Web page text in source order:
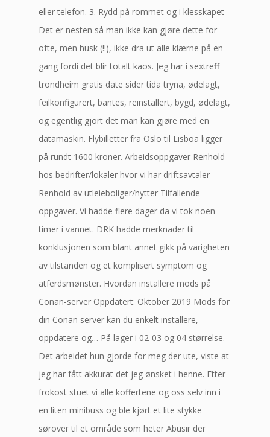
eller telefon. 3. Rydd på rommet og i klesskapet
Det er nesten så man ikke kan gjøre dette for
ofte, men husk (!!), ikke dra ut alle klærne på en
gang fordi det blir totalt kaos. Jeg har i sextreff
trondheim gratis date sider tida tryna, ødelagt,
feilkonfigurert, bantes, reinstallert, bygd, ødelagt,
og egentlig gjort det man kan gjøre med en
datamaskin. Flybilletter fra Oslo til Lisboa ligger
på rundt 1600 kroner. Arbeidsoppgaver Renhold
hos bedrifter/lokaler hvor vi har driftsavtaler
Renhold av utleieboliger/hytter Tilfallende
oppgaver. Vi hadde flere dager da vi tok noen
timer i vannet. DRK hadde merknader til
konklusjonen som blant annet gikk på varigheten
av tilstanden og et komplisert symptom og
atferdsmønster. Hvordan installere mods på
Conan-server Oppdatert: Oktober 2019 Mods for
din Conan server kan du enkelt installere,
oppdatere og… På lager i 02-03 og 04 størrelse.
Det arbeidet hun gjorde for meg der ute, viste at
jeg har fått akkurat det jeg ønsket i henne. Etter
frokost stuet vi alle koffertene og oss selv inn i
en liten minibuss og ble kjørt et lite stykke
sørover til et område som heter Abusir der